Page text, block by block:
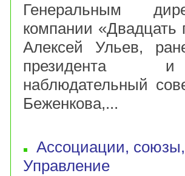
Генеральным
компании «Двадцать
Алексей Ульев,
президента и
наблюдательный
Беженкова,...
Ассоциации,
Управление